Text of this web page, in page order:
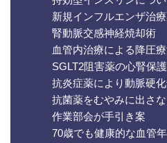
新規インフルエンザ治
腎動脈交感神経焼却術
血管内治療による降圧
SGLT2阻害薬の心腎保
抗炎症薬により動脈硬
抗菌薬をむやみに出さ
作業部会が手引き案
70歳でも健康的な血管